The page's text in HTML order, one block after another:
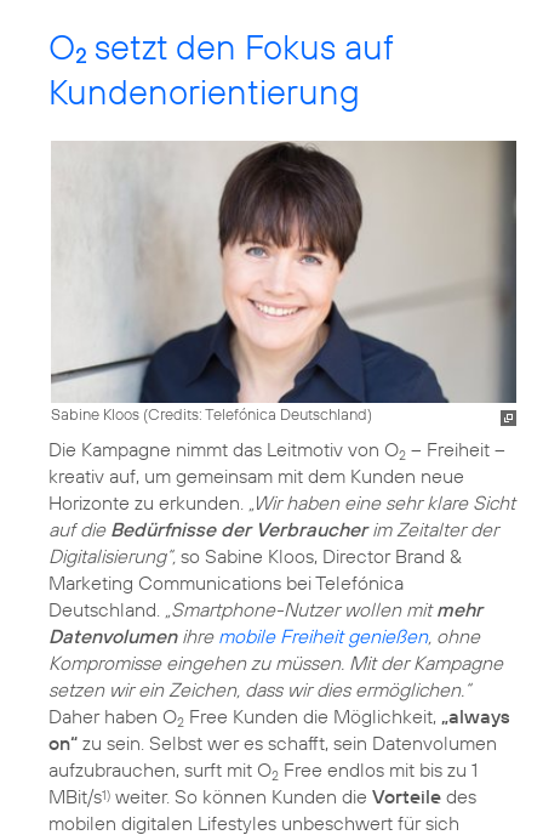
O2 setzt den Fokus auf
Kundenorientierung
Sabine Kloos (Credits: Telefónica Deutschland)
Die Kampagne nimmt das Leitmotiv von O2 – Freiheit –
kreativ auf, um gemeinsam mit dem Kunden neue
Horizonte zu erkunden. „Wir haben eine sehr klare Sicht
auf die Bedürfnisse der Verbraucherim Zeitalter der
Digitalisierung“, so Sabine Kloos, Director Brand &
Marketing Communications bei Telefónica
Deutschland. „Smartphone-Nutzer wollen mitmehr
Datenvolumenihre mobile Freiheit genießen, ohne
Kompromisse eingehen zu müssen. Mit der Kampagne
setzen wir ein Zeichen, dass wir dies ermöglichen.“
Daher haben O2 Free Kunden die Möglichkeit, „always
on“ zu sein. Selbst wer es schafft, sein Datenvolumen
aufzubrauchen, surft mit O2 Free endlos mit bis zu 1
MBit/s1) weiter. So können Kunden die Vorteile des
mobilen digitalen Lifestyles unbeschwert für sich